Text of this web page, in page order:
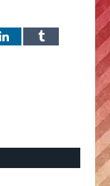
LinkedInTumblr